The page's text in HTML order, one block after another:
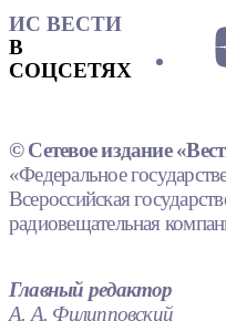
ИС ВЕСТИ
В
СОЦСЕТЯХ
© Сетевое издание
«Федеральное
Всероссийская
радиовещательная
Главный редактор
А. А. Филипповский